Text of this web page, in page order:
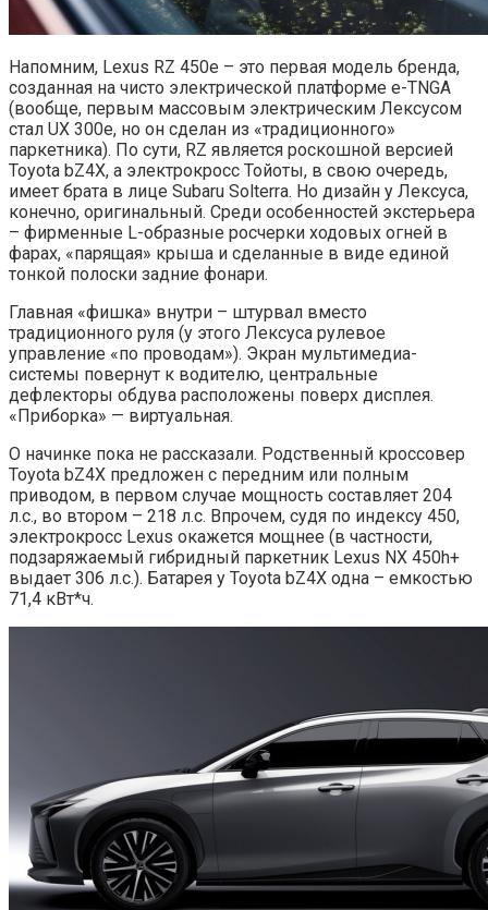
Напомним, Lexus RZ 450e – это первая модель бренда,
созданная на чисто электрической платформе e-TNGA
(вообще, первым массовым электрическим Лексусом
стал UX 300e, но он сделан из «традиционного»
паркетника). По сути, RZ является роскошной версией
Toyota bZ4X, а электрокросс Тойоты, в свою очередь,
имеет брата в лице Subaru Solterra. Но дизайн у Лексуса,
конечно, оригинальный. Среди особенностей экстерьера
– фирменные L-образные росчерки ходовых огней в
фарах, «парящая» крыша и сделанные в виде единой
тонкой полоски задние фонари.
Главная «фишка» внутри – штурвал вместо
традиционного руля (у этого Лексуса рулевое
управление «по проводам»). Экран мультимедиа-
системы повернут к водителю, центральные
дефлекторы обдува расположены поверх дисплея.
«Приборка» — виртуальная.
О начинке пока не рассказали. Родственный кроссовер
Toyota bZ4X предложен с передним или полным
приводом, в первом случае мощность составляет 204
л.с., во втором – 218 л.с. Впрочем, судя по индексу 450,
электрокросс Lexus окажется мощнее (в частности,
подзаряжаемый гибридный паркетник Lexus NX 450h+
выдает 306 л.с.). Батарея у Toyota bZ4X одна – емкостью
71,4 кВт*ч.